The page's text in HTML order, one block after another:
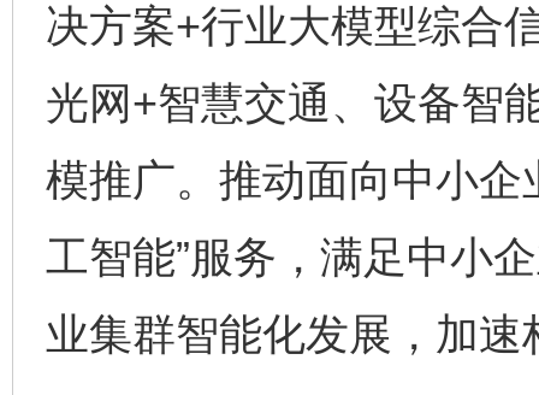
决方案+行业大模型综合
光网+智慧交通、设备智
模推广。推动面向中小企
工智能”服务，满足中小
业集群智能化发展，加速